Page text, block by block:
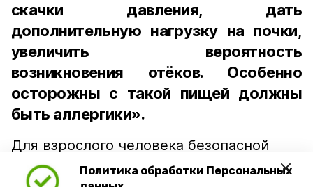
Политика обработки Персональных
скачки давления, дать
дополнительную нагрузку на почки,
увеличить вероятность
возникновения отёков. Особенно
осторожны с такой пищей должны
быть аллергики».
Для взрослого человека безопасной
порцией икры считается 30-50 граммов